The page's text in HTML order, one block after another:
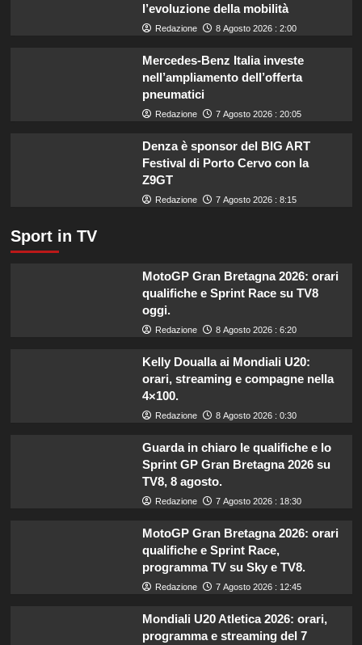
l’evoluzione della mobilità
Redazione 8 Agosto 2026 : 2:00
Mercedes-Benz Italia investe
nell’ampliamento dell’offerta
pneumatici
Redazione 7 Agosto 2026 : 20:05
Denza è sponsor del BIG ART
Festival di Porto Cervo con la
Z9GT
Redazione 7 Agosto 2026 : 8:15
Sport in TV
MotoGP Gran Bretagna 2026: orari
qualifiche e Sprint Race su TV8
oggi.
Redazione 8 Agosto 2026 : 6:20
Kelly Doualla ai Mondiali U20:
orari, streaming e compagne nella
4×100.
Redazione 8 Agosto 2026 : 0:30
Guarda in chiaro le qualifiche e lo
Sprint GP Gran Bretagna 2026 su
TV8, 8 agosto.
Redazione 7 Agosto 2026 : 18:30
MotoGP Gran Bretagna 2026: orari
qualifiche e Sprint Race,
programma TV su Sky e TV8.
Redazione 7 Agosto 2026 : 12:45
Mondiali U20 Atletica 2026: orari,
programma e streaming del 7